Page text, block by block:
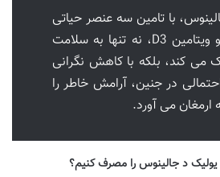
با تامین سه عنصر حیاتی
فولیک اسید، ید و ویتامین D3، نه تنها به سلامت
می کند، بلکه با کاهش نگرانی
در جنین، آرامش خاطر را
ارمغان می آورد.
د جالینوس را مصرف کنیم؟